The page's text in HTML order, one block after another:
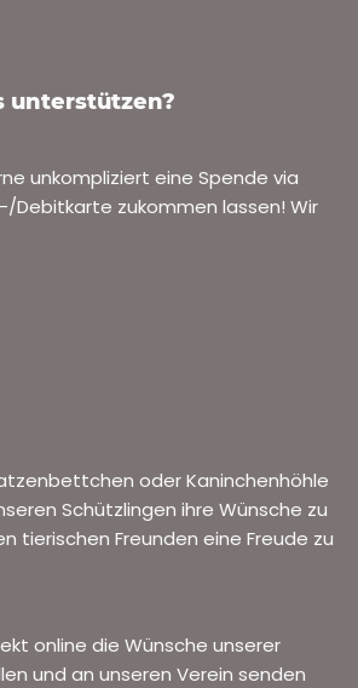
unterstützen?
unkompliziert eine Spende via
Debitkarte zukommen lassen! Wir
oder Kaninchenhöhle
Schützlingen ihre Wünsche zu
tierischen Freunden eine Freude zu
online die Wünsche unserer
und an unseren Verein senden